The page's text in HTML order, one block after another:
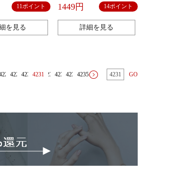
トップ 国内ガール
11ポイント
を見る
1449円 14ポイント
詳細を見る
4229423042314232423342344235 GO